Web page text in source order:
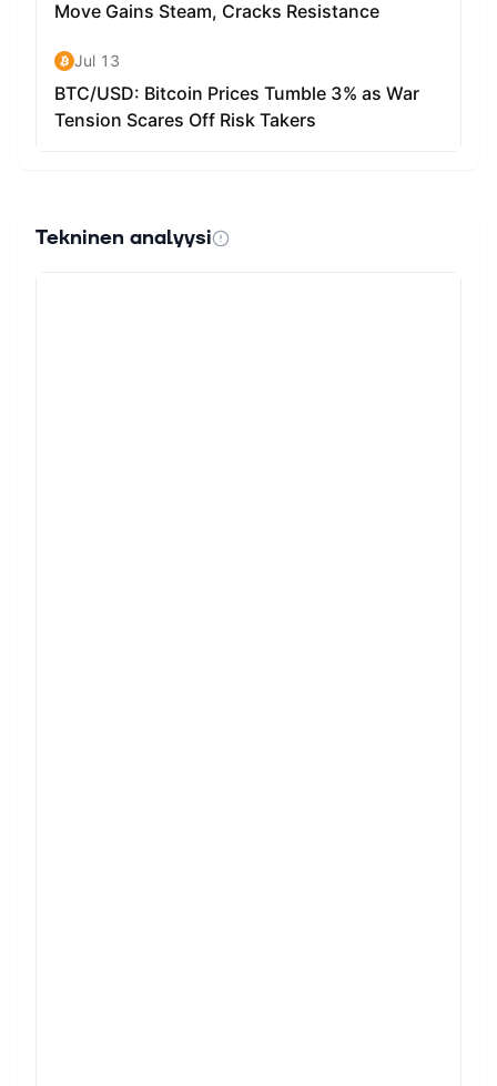
Tekninen analyysi